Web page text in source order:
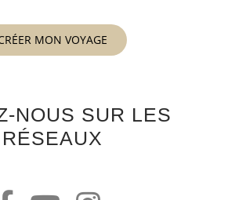
MON VOYAGE
NOUS SUR LES
RÉSEAUX